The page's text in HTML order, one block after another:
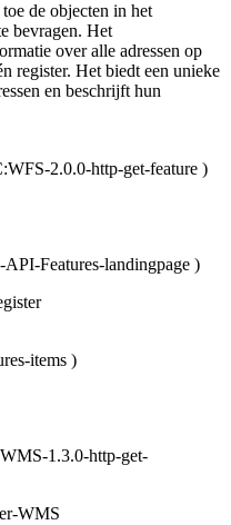
de objecten in het
bevragen. Het
over alle adressen op
register. Het biedt een unieke
en beschrijft hun
2.0.0-http-get-feature )
Features-landingpage )
items )
1.3.0-http-get-
WMS